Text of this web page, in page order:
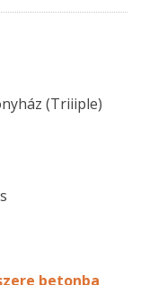
(Triiiple)
betonba